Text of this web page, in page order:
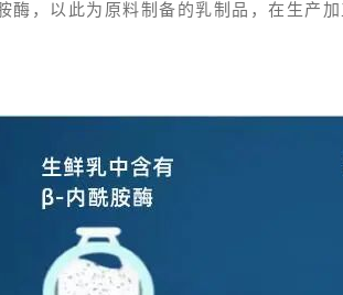
，以此为原料制备的乳制品，在生产